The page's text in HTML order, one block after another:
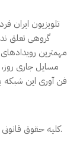
تلویزیون
گروهی تعلق
مسایل جاری
فن آوری این شبکه
کلیه حقوق قانونی این سایت متعلق به شبکه تلویزیون ایران فردا است.